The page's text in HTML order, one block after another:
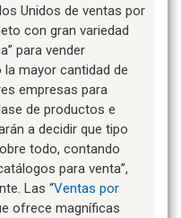
Unidos de ventas por
con gran variedad
para vender
mayor cantidad de
empresas para
de productos e
a decidir que tipo
todo, contando
para venta”,
Las “Ventas por
ofrece magníficas